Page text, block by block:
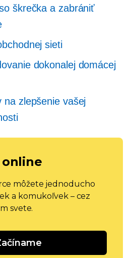
škrečka a zabrániť
sieti
dokonalej domácej
na zlepšenie vašej
môžete jednoducho
a komukoľvek – cez
svete.